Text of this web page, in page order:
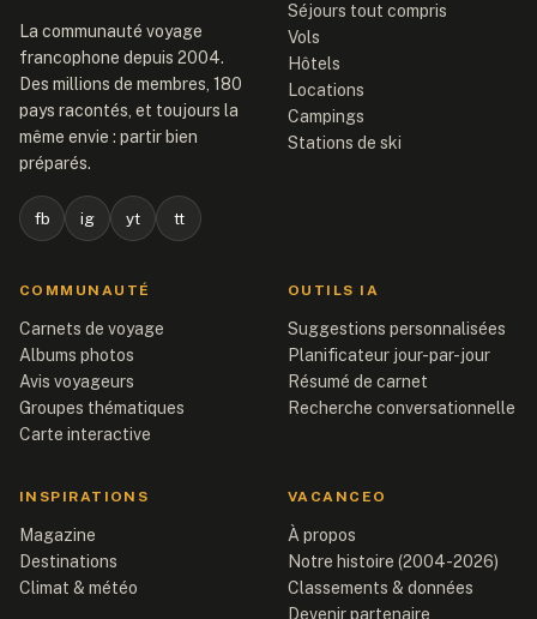
La communauté voyage
francophone depuis 2004.
Des millions de membres, 180
pays racontés, et toujours la
même envie : partir bien
préparés.
fb ig yt tt
Séjours tout compris
Vols
Hôtels
Locations
Campings
Stations de ski
COMMUNAUTÉ
Carnets de voyage
Albums photos
Avis voyageurs
Groupes thématiques
Carte interactive
OUTILS IA
Suggestions personnalisées
Planificateur jour-par-jour
Résumé de carnet
Recherche conversationnelle
INSPIRATIONS
Magazine
Destinations
Climat & météo
VACANCEO
À propos
Notre histoire (2004-2026)
Classements & données
Devenir partenaire